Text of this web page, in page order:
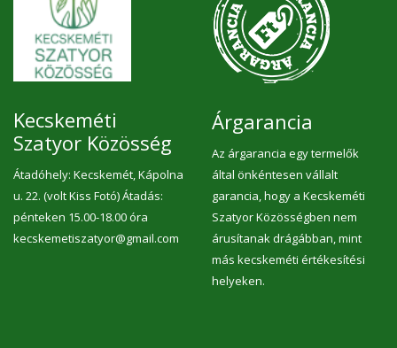
Kecskeméti
Szatyor Közösség
Átadóhely: Kecskemét, Kápolna
u. 22. (volt Kiss Fotó) Átadás:
pénteken 15.00-18.00 óra
kecskemetiszatyor@gmail.com
Árgarancia
Az árgarancia egy termelők
által önkéntesen vállalt
garancia, hogy a Kecskeméti
Szatyor Közösségben nem
árusítanak drágábban, mint
más kecskeméti értékesítési
helyeken.